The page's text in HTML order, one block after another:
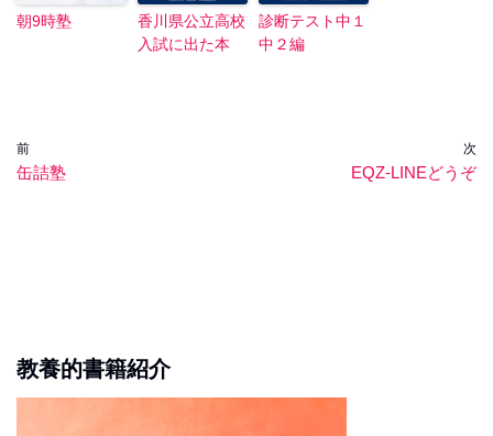
朝9時塾
香川県公立高校
入試に出た本
診断テスト中１
中２編
前
缶詰塾
次
EQZ-LINEどうぞ
教養的書籍紹介